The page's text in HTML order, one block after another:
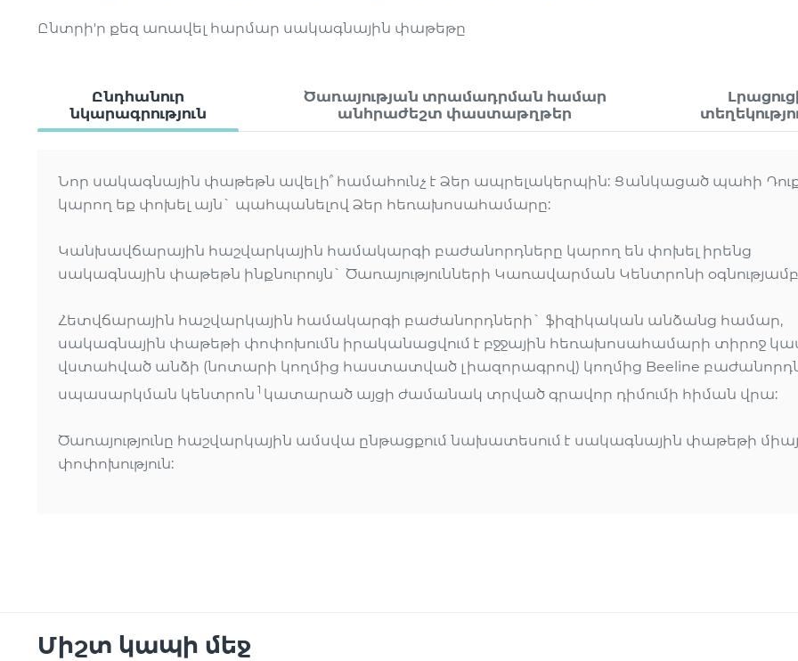
Ընտրի'ր քեզ առավել հարմար սակագնային փաթեթը
Ընդհանուր
նկարագրություն
Ծառայության տրամադրման համար
անհրաժեշտ փաստաթղթեր
Նոր սակագնային փաթեթն ավելի՞ համահունչ է Ձեր ապրելակերպին: Ցանկացած պահի
կարող եք փոխել այն` պահպանելով Ձեր հեռախոսահամարը:
Կանխավճարային հաշվարկային համակարգի բաժանորդները կարող են փոխել իրենց
սակագնային փաթեթն ինքնուրույն` Ծառայությունների Կառավարման Կենտրոնի
Հետվճարային հաշվարկային համակարգի բաժանորդների` ֆիզիկական անձանց համար,
սակագնային փաթեթի փոփոխումն իրականացվում է բջջային հեռախոսահամարի տիրոջ
վստահված անձի (նոտարի կողմից հաստատված լիազորագրով) կողմից Beeline
սպասարկման կենտրոն 1 կատարած այցի ժամանակ տրված գրավոր դիմումի հիման վրա:
Ծառայությունը հաշվարկային ամսվա ընթացքում նախատեսում է սակագնային փաթեթի
փոփոխություն:
Միշտ կապի մեջ